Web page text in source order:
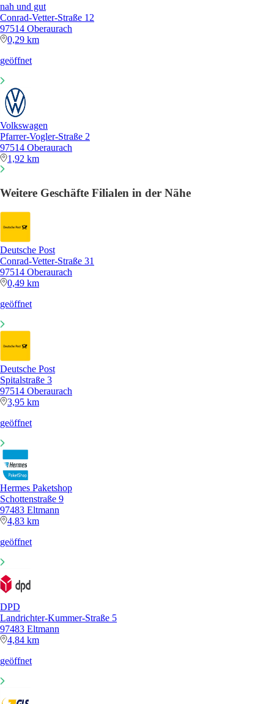
nah und gut
Conrad-Vetter-Straße 12
97514 Oberaurach
0,29 km
geöffnet
Volkswagen
Pfarrer-Vogler-Straße 2
97514 Oberaurach
1,92 km
Weitere Geschäfte Filialen in der Nähe
Deutsche Post
Conrad-Vetter-Straße 31
97514 Oberaurach
0,49 km
geöffnet
Deutsche Post
Spitalstraße 3
97514 Oberaurach
3,95 km
geöffnet
Hermes Paketshop
Schottenstraße 9
97483 Eltmann
4,83 km
geöffnet
DPD
Landrichter-Kummer-Straße 5
97483 Eltmann
4,84 km
geöffnet